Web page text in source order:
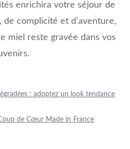
enrichira votre séjour de
de complicité et d’aventure,
miel reste gravée dans vos
: adoptez un look tendance
de Cœur Made in France